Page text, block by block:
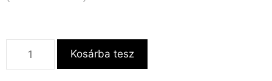
Kosárba tesz